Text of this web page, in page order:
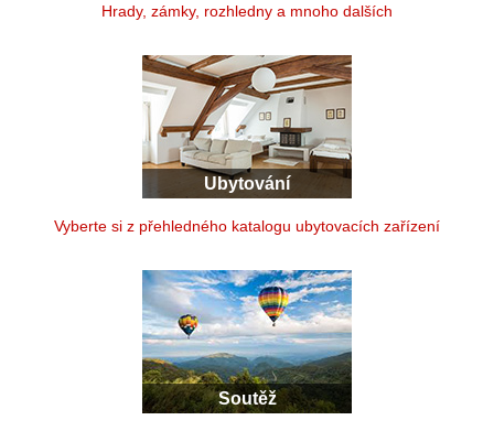
Hrady, zámky, rozhledny a mnoho dalších
Ubytování
Vyberte si z přehledného katalogu ubytovacích zařízení
Soutěž